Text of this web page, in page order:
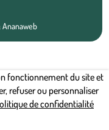
Ananaweb
fonctionnement du site et
refuser ou personnaliser
de confidentialité